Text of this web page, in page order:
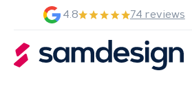
4.8 74 reviews